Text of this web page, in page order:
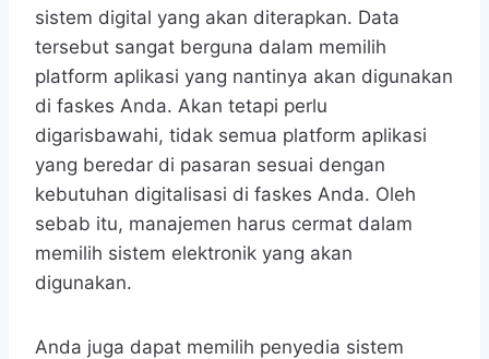
sistem digital yang akan diterapkan. Data
tersebut sangat berguna dalam memilih
platform aplikasi yang nantinya akan digunakan
di faskes Anda. Akan tetapi perlu
digarisbawahi, tidak semua platform aplikasi
yang beredar di pasaran sesuai dengan
kebutuhan digitalisasi di faskes Anda. Oleh
sebab itu, manajemen harus cermat dalam
memilih sistem elektronik yang akan
digunakan.
Anda juga dapat memilih penyedia sistem